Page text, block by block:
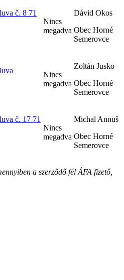
č. 8 71
Nincs
megadva
Dávid Okos
Obec Horné
Semerovce
Nincs
megadva
Zoltán Jusko
Obec Horné
Semerovce
č. 17 71
Nincs
megadva
Michal Annuš
Obec Horné
Semerovce
a szerződő fél ÁFA fizető,